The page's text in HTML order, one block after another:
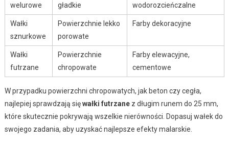
welurowe
gładkie
wodorozcieńczalne
Wałki
sznurkowe
Powierzchnie lekko
porowate
Farby dekoracyjne
Wałki
futrzane
Powierzchnie
chropowate
Farby elewacyjne,
cementowe
W przypadku powierzchni chropowatych, jak beton czy cegła,
najlepiej sprawdzają sięwałki futrzanez długim runem do 25 mm,
które skutecznie pokrywają wszelkie nierówności. Dopasuj wałek do
swojego zadania, aby uzyskać najlepsze efekty malarskie.